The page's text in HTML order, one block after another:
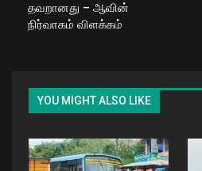
தவறானது – ஆவின்
நிர்வாகம் விளக்கம்
YOU MIGHT ALSO LIKE